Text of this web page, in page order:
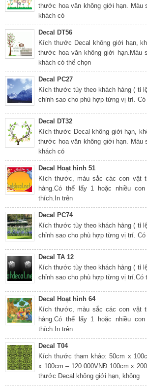
thước hoa văn không giới hạn. Màu
khách có
Decal DT56
Kích thước Decal không giới hạn,
thước hoa văn không giới hạn.Màu
khách có thể chọn
Decal PC27
Kích thước tùy theo khách hàng ( tỉ
chỉnh sao cho phù hợp từng vị trí. Có
Decal DT32
Kích thước Decal không giới hạn,
thước hoa văn không giới hạn. Màu
khách có
Decal Hoạt hình 51
Kích thước, màu sắc các con vật
hàng.Có thể lấy 1 hoặc nhiều
thích.In trên
Decal PC74
Kích thước tùy theo khách hàng ( tỉ
chỉnh sao cho phù hợp từng vị trí. Có
Decal TA 12
Kích thước tùy theo khách hàng ( tỉ
chỉnh sao cho phù hợp từng vị trí.Có
Decal Hoạt hình 64
Kích thước, màu sắc các con vật
hàng.Có thể lấy 1 hoặc nhiều
thích.In trên
Decal T04
Kích thước tham khảo: 50cm x
x 100cm – 120.000VNĐ 100cm x
thước Decal không giới hạn, không